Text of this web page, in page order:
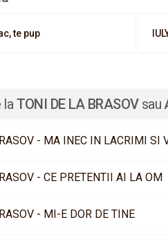
te pup
laTONI DE LA BRASOVsau
- MA INEC IN LACRIMI SI
- CE PRETENTII AI LA OM
- MI-E DOR DE TINE